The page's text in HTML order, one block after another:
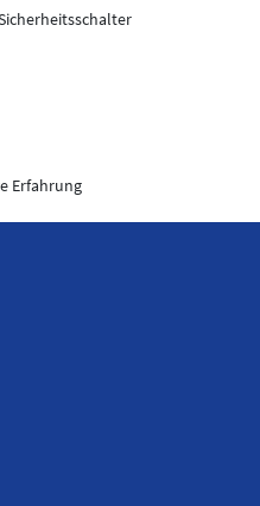
Erfahrung